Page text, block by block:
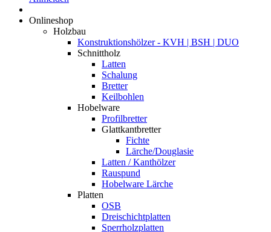
Onlineshop
Holzbau
Konstruktionshölzer - KVH | BSH | DUO
Schnittholz
Latten
Schalung
Bretter
Keilbohlen
Hobelware
Profilbretter
Glattkantbretter
Fichte
Lärche/Douglasie
Latten / Kanthölzer
Rauspund
Hobelware Lärche
Platten
OSB
Dreischichtplatten
Sperrholzplatten